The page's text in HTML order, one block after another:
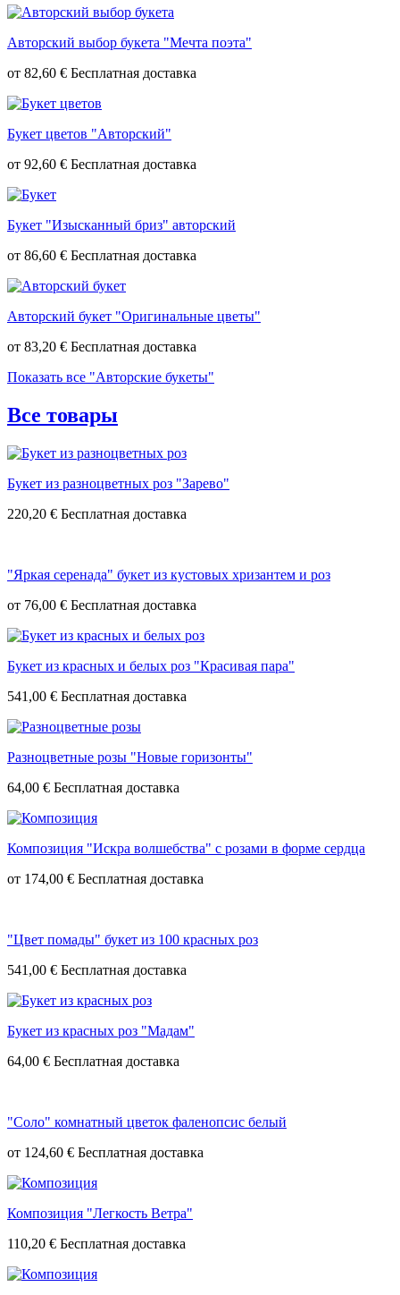
Авторский выбор букета "Мечта поэта"
от 82,60 €
Букет цветов "Авторский"
от 92,60 €
Букет "Изысканный бриз" авторский
от 86,60 €
Авторский букет "Оригинальные цветы"
от 83,20 €
Показать все "Авторские букеты"
Все товары
Букет из разноцветных роз "Зарево"
220,20 €
"Яркая серенада" букет из кустовых хризантем и роз
от 76,00 €
Букет из красных и белых роз "Красивая пара"
541,00 €
Разноцветные розы "Новые горизонты"
64,00 €
Композиция "Искра волшебства" с розами в форме сердца
от 174,00 €
"Цвет помады" букет из 100 красных роз
541,00 €
Букет из красных роз "Мадам"
64,00 €
"Соло" комнатный цветок фаленопсис белый
от 124,60 €
Композиция "Легкость Ветра"
110,20 €